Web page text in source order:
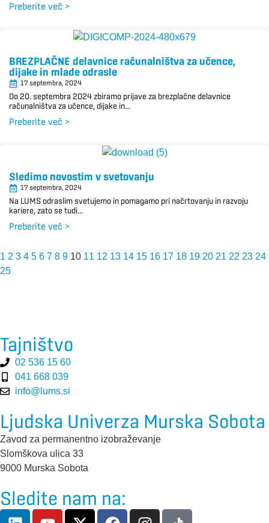
Preberite več >
BREZPLAČNE delavnice računalništva za učence,
dijake in mlade odrasle
17 septembra, 2024
Do 20. septembra 2024 zbiramo prijave za brezplačne delavnice
računalništva za učence, dijake in...
Preberite več >
Sledimo novostim v svetovanju
17 septembra, 2024
Na LUMS odraslim svetujemo in pomagamo pri načrtovanju in razvoju
kariere, zato se tudi...
Preberite več >
1 2 3 4 5 6 7 8 9 10 11 12 13 14 15 16 17 18 19 20 21 22 23 24
25
Tajništvo
02 536 15 60
041 668 039
info@lums.si
Ljudska Univerza Murska Sobota
Zavod za permanentno izobraževanje
Slomškova ulica 33
9000 Murska Sobota
Sledite nam na: